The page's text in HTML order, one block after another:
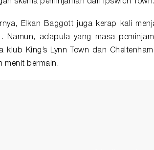
skema peminjaman dari Ipswich Town.
Elkan Baggott juga kerap kali
Namun, adapula yang masa
klub King’s Lynn Town dan
menit bermain.